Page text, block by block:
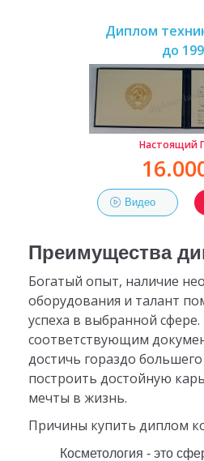
Диплом
до
Настоящий
Видео
Преимущества
Богатый опыт, наличие
оборудования и талант
успеха в выбранной сфере.
соответствующим
достичь гораздо
построить достойную
мечты в жизнь.
Причины купить диплом
Косметология - это сфера, требующая